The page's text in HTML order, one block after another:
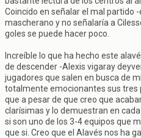
Coincido en señalar el mal partido
mascherano y no señalaría a
goles se puede hacer poco.
Increíble lo que ha hecho este
de descender -Alexis vigaray
jugadores que salen en busca de
totalmente emocionantes sus tres
que a pesar de que creo que
clarísimas y lo demuestran en
si son uno de los 3-4 equipos que
que si. Creo que el Alavés nos ha